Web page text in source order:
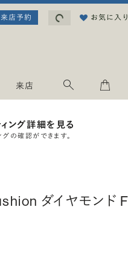
来店予約 読み込み中...お気に入り
来店
ング詳細を見る
グの確認ができます。
ダイヤモンド F